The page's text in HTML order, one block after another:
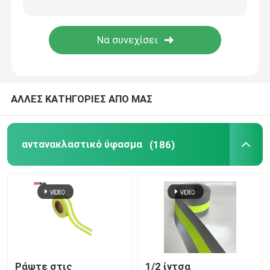
Αντανακλαστικά εξαρτήματα
ΑΛΛΕΣ ΚΑΤΗΓΟΡΙΕΣ ΑΠΟ ΜΑΣ
αντανακλαστικό ύφασμα (186)
Ράψτε στις
1/2 ίντσα